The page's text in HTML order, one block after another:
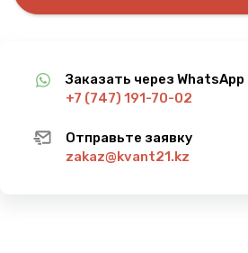
Заказать через WhatsApp
+7 (747) 191-70-02
Отправьте заявку
zakaz@kvant21.kz